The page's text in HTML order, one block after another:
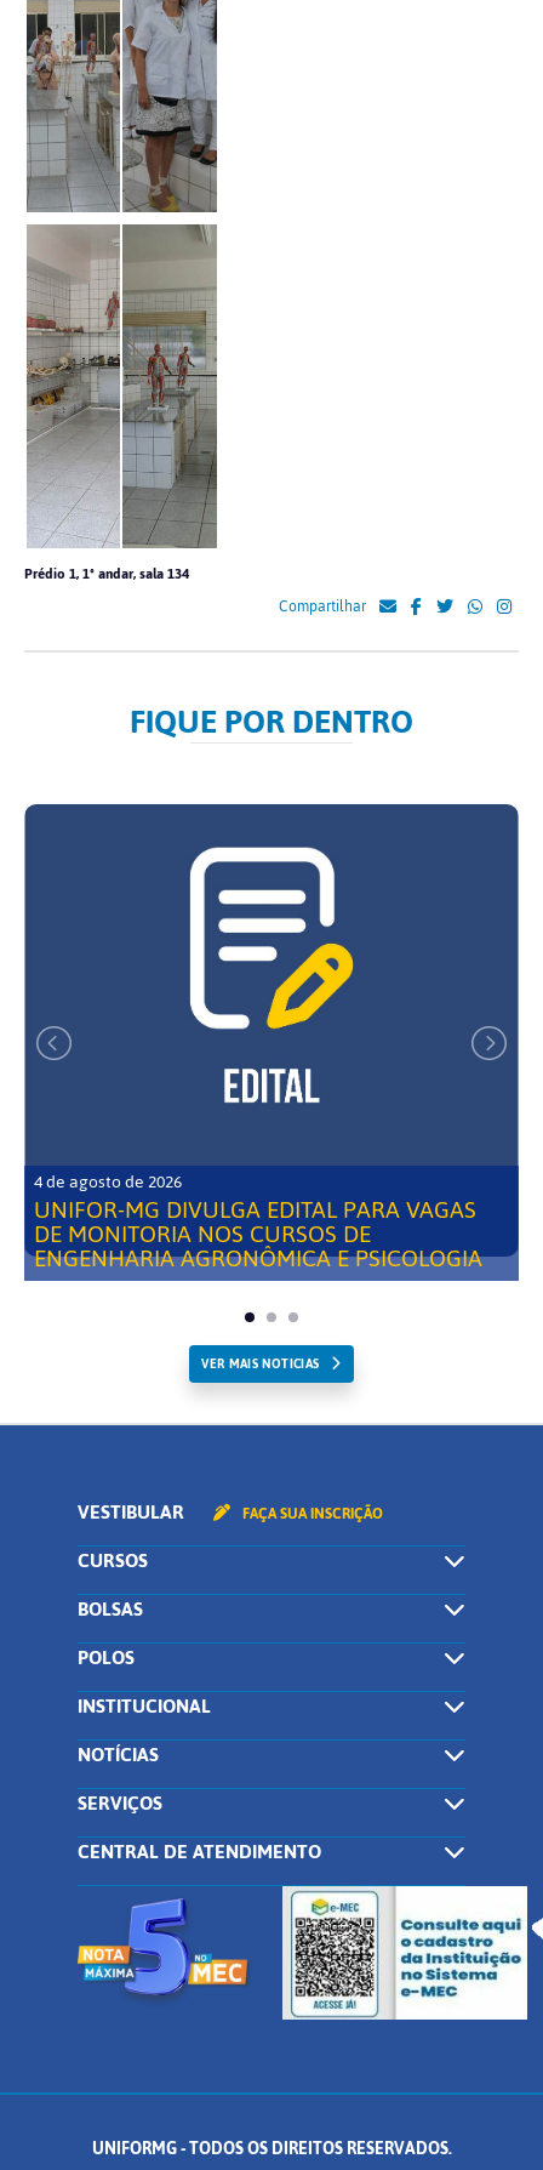
Prédio 1, 1ºandar, sala 134
Compartilhar
FIQUE POR DENTRO
4 de agosto de 2026
UNIFOR-MG DIVULGA EDITAL PARA VAGAS
DE MONITORIA NOS CURSOS DE
ENGENHARIA AGRONÔMICA E PSICOLOGIA
VER MAIS NOTICIAS
VESTIBULAR FAÇA SUA INSCRIÇÃO
CURSOS
BOLSAS
POLOS
INSTITUCIONAL
NOTÍCIAS
SERVIÇOS
CENTRAL DE ATENDIMENTO
UNIFORMG - TODOS OS DIREITOS RESERVADOS.